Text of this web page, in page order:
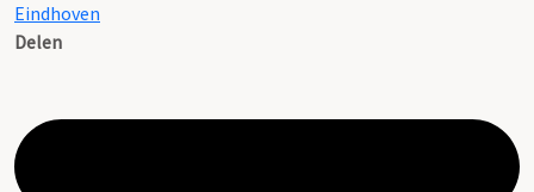
Eindhoven
Delen